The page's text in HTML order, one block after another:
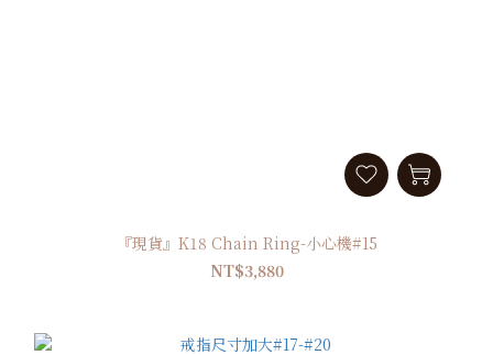
『現貨』K18 Chain Ring-小心機#15
NT$3,880